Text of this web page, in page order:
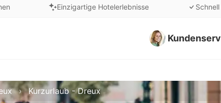
Einzigartige Hotelerlebnisse
Kurzurlaub - Dreux